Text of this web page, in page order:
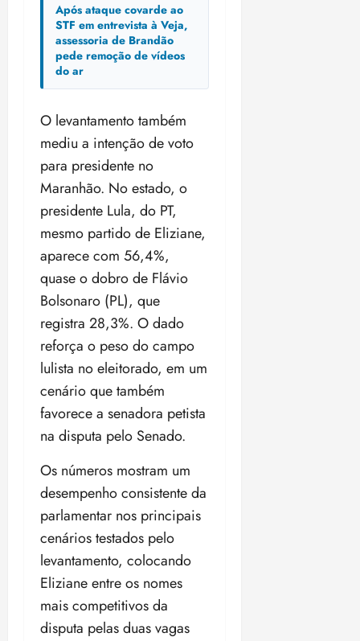
Após ataque covarde ao
STF em entrevista à Veja,
assessoria de Brandão
pede remoção de vídeos
do ar
O levantamento também
mediu a intenção de voto
para presidente no
Maranhão. No estado, o
presidente Lula, do PT,
mesmo partido de Eliziane,
aparece com 56,4%,
quase o dobro de Flávio
Bolsonaro (PL), que
registra 28,3%. O dado
reforça o peso do campo
lulista no eleitorado, em um
cenário que também
favorece a senadora petista
na disputa pelo Senado.
Os números mostram um
desempenho consistente da
parlamentar nos principais
cenários testados pelo
levantamento, colocando
Eliziane entre os nomes
mais competitivos da
disputa pelas duas vagas